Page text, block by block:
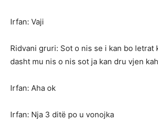
Irfan: Vaji
Ridvani gruri: Sot o nis se i kan bo letrat
dasht mu nis o nis sot ja kan dru vjen
Irfan: Aha ok
Irfan: Nja 3 ditë po u vonojka